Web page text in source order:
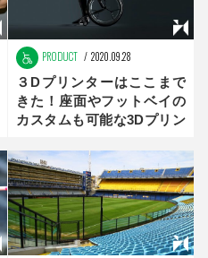
PRODUCT 2020.09.28
３Dプリンターはここまで
きた！座面やフットベイの
カスタムも可能な3Dプリン